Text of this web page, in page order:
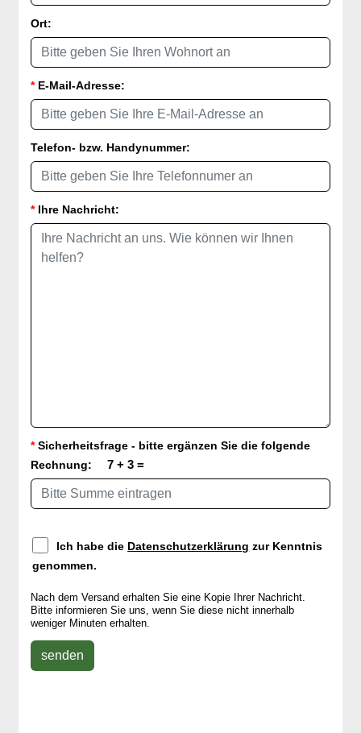
Ort:
*E-Mail-Adresse:
Telefon- bzw. Handynummer:
*Ihre Nachricht:
*Sicherheitsfrage - bitte ergänzen Sie die folgende
Rechnung:
7+ 3 =
Ich habe die Datenschutzerklärung zur Kenntnis
genommen.
Nach dem Versand erhalten Sie eine Kopie Ihrer Nachricht.
Bitte informieren Sie uns, wenn Sie diese nicht innerhalb
weniger Minuten erhalten.
senden